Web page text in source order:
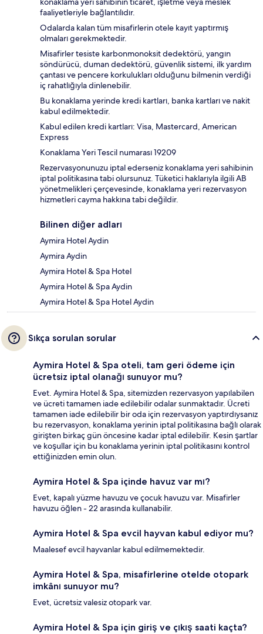
faaliyetleriyle bağlantılıdır.
Odalarda kalan tüm misafirlerin otele kayıt yaptırmış
olmaları gerekmektedir.
Misafirler tesiste karbonmonoksit dedektörü, yangın
söndürücü, duman dedektörü, güvenlik sistemi, ilk yardım
çantası ve pencere korkulukları olduğunu bilmenin verdiği
iç rahatlığıyla dinlenebilir.
Bu konaklama yerinde kredi kartları, banka kartları ve nakit
kabul edilmektedir.
Kabul edilen kredi kartları: Visa, Mastercard, American
Express
Konaklama Yeri Tescil numarası 19209
Rezervasyonunuzu iptal ederseniz konaklama yeri sahibinin
iptal politikasına tabi olursunuz. Tüketici haklarıyla ilgili AB
yönetmelikleri çerçevesinde, konaklama yeri rezervasyon
hizmetleri cayma hakkına tabi değildir.
Bilinen diğer adları
Aymira Hotel Aydin
Aymira Aydin
Aymira Hotel & Spa Hotel
Aymira Hotel & Spa Aydin
Aymira Hotel & Spa Hotel Aydin
Sıkça sorulan sorular
Aymira Hotel & Spa oteli, tam geri ödeme için
ücretsiz iptal olanağı sunuyor mu?
Evet. Aymira Hotel & Spa, sitemizden rezervasyon yapılabilen
ve ücreti tamamen iade edilebilir odalar sunmaktadır. Ücreti
tamamen iade edilebilir bir oda için rezervasyon yaptırdıysanız
bu rezervasyon, konaklama yerinin iptal politikasına bağlı olarak
girişten birkaç gün öncesine kadar iptal edilebilir. Kesin şartlar
ve koşullar için bu konaklama yerinin iptal politikasını kontrol
ettiğinizden emin olun.
Aymira Hotel & Spa içinde havuz var mı?
Evet, kapalı yüzme havuzu ve çocuk havuzu var. Misafirler
havuzu öğlen - 22 arasında kullanabilir.
Aymira Hotel & Spa evcil hayvan kabul ediyor mu?
Maalesef evcil hayvanlar kabul edilmemektedir.
Aymira Hotel & Spa, misafirlerine otelde otopark
imkânı sunuyor mu?
Evet, ücretsiz valesiz otopark var.
Aymira Hotel & Spa için giriş ve çıkış saati kaçta?